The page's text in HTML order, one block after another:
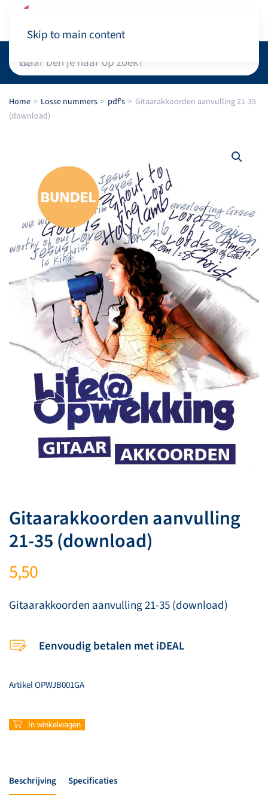
Skip to main content
Home Losse nummers pdf’s
Gitaarakkoorden aanvulling 21-35
(download)
Gitaarakkoorden aanvulling
21-35 (download)
5,50
Gitaarakkoorden aanvulling 21-35 (download)
Eenvoudig betalen met iDEAL
ArtikelOPWJB001GA
Gitaarakkoorden
aanvulling
(download)
aantal
In winkelwagen
Beschrijving Specificaties